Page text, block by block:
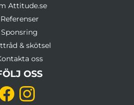
Attitude.se
Referenser
Sponsring
& skötsel
oss
OSS